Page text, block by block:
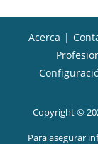
Acerca |
Copyright ©
Para asegurar